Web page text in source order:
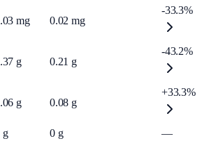
mg 0.02 mg
-33.3%
g 0.21 g
-43.2%
g 0.08 g
+33.3%
g 0 g —